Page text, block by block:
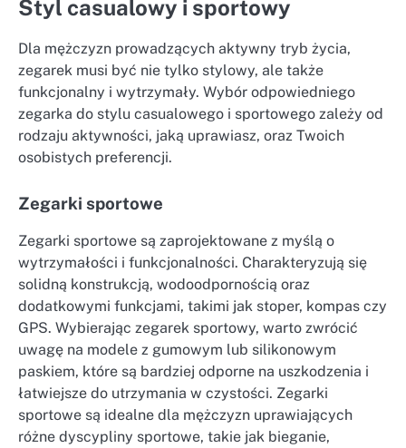
Styl casualowy i sportowy
Dla mężczyzn prowadzących aktywny tryb życia,
zegarek musi być nie tylko stylowy, ale także
funkcjonalny i wytrzymały. Wybór odpowiedniego
zegarka do stylu casualowego i sportowego zależy od
rodzaju aktywności, jaką uprawiasz, oraz Twoich
osobistych preferencji.
Zegarki sportowe
Zegarki sportowe są zaprojektowane z myślą o
wytrzymałości i funkcjonalności. Charakteryzują się
solidną konstrukcją, wodoodpornością oraz
dodatkowymi funkcjami, takimi jak stoper, kompas czy
GPS. Wybierając zegarek sportowy, warto zwrócić
uwagę na modele z gumowym lub silikonowym
paskiem, które są bardziej odporne na uszkodzenia i
łatwiejsze do utrzymania w czystości. Zegarki
sportowe są idealne dla mężczyzn uprawiających
różne dyscypliny sportowe, takie jak bieganie,